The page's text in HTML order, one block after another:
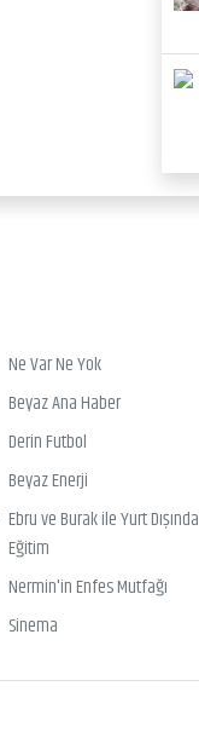
Ne Var Ne Yok
Beyaz Ana Haber
Derin Futbol
Beyaz Enerji
Ebru ve Burak ile Yurt Dışında
Eğitim
Nermin'in Enfes Mutfağı
Sinema